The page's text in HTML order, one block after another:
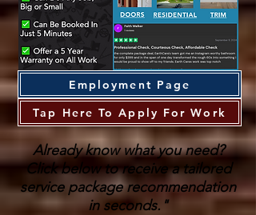
Employment Page
Tap Here To Apply For Work
Already know what you need?
Click below to receive a tailored
service package recommendation
in seconds."